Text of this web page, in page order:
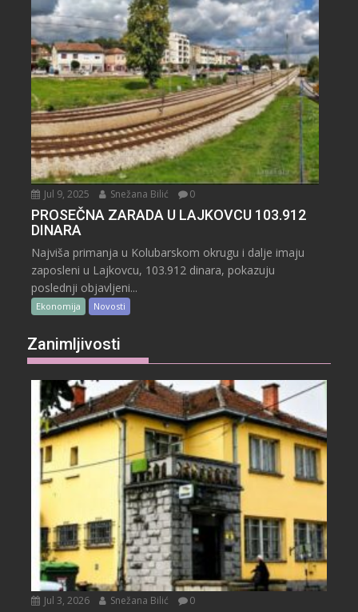
Jul 9, 2025 Snežana Bilić 0
PROSEČNA ZARADA U LAJKOVCU 103.912
DINARA
Najviša primanja u Kolubarskom okrugu i dalje imaju
zaposleni u Lajkovcu, 103.912 dinara, pokazuju
poslednji objavljeni...
Ekonomija Novosti
Zanimljivosti
Jul 3, 2026 Snežana Bilić 0